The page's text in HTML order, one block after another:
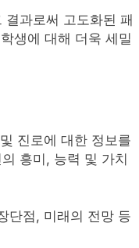
과로써 고도화된 패
생에 대해 더욱 세밀
진로에 대한 정보를
흥미, 능력 및 가치
단점, 미래의 전망 등